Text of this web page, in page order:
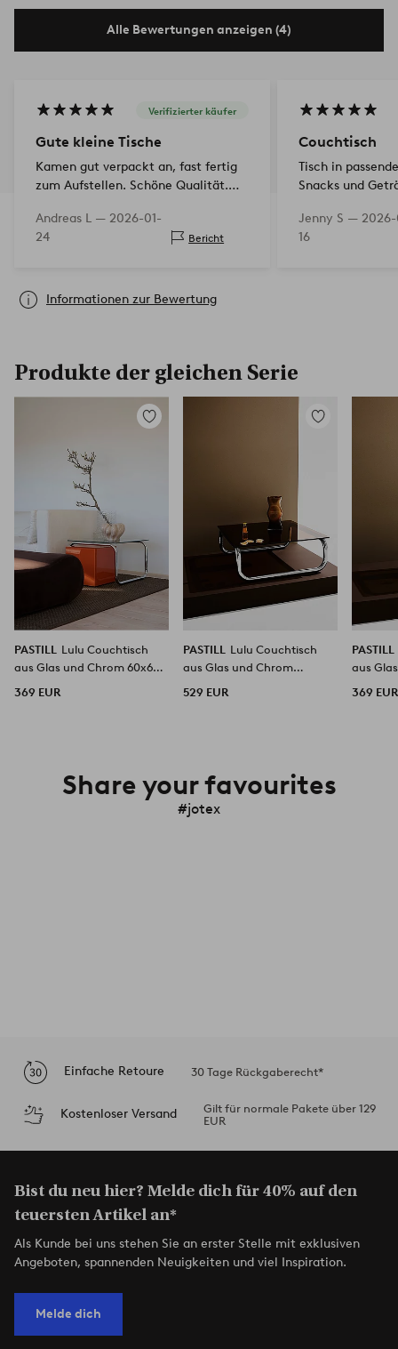
Alle Bewertungen anzeigen (4)
Verifizierter käufer
Gute kleine Tische
Kamen gut verpackt an, fast fertig
zum Aufstellen. Schöne Qualität.
Andreas L — 2026-01-
24
Bericht
Couchtisch
Tisch in
Snacks und
Jenny S — 2026-
16
Informationen zur Bewertung
Produkte der gleichen Serie
Zu
PASTILL
Lulu Couchtisch
aus Glas und Chrom 60x60
369 EUR
Zu
PASTILL
Lulu Couchtisch
aus Glas und Chrom
529 EUR
PASTILL
aus
369 EUR
Share your favourites
#jotex
Einfache Retoure 30 Tage Rückgaberecht*
Kostenloser Versand
Gilt für normale Pakete über 129
EUR
Bist du neu hier? Melde dich für 40% auf den
teuersten Artikel an*
Als Kunde bei uns stehen Sie an erster Stelle mit exklusiven
Angeboten, spannenden Neuigkeiten und viel Inspiration.
Melde dich